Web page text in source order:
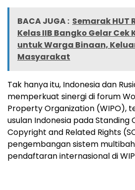
BACA JUGA : Semarak HUT
Kelas IIB Bangko Gelar
untuk Warga Binaan,
Masyarakat
Tak hanya itu, Indonesia dan
memperkuat sinergi di forum
Property Organization (WIPO),
usulan Indonesia pada Standing
Copyright and Related Rights
pengembangan sistem
pendaftaran internasional di